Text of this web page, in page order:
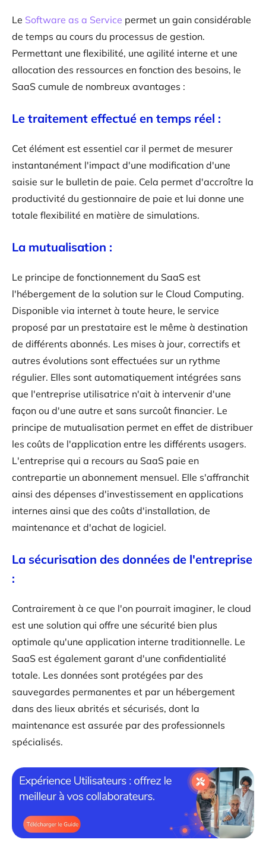
Le Software as a Service permet un gain considérable
de temps au cours du processus de gestion.
Permettant une flexibilité, une agilité interne et une
allocation des ressources en fonction des besoins, le
SaaS cumule de nombreux avantages :
Le traitement effectué en temps réel :
Cet élément est essentiel car il permet de mesurer
instantanément l'impact d'une modification d'une
saisie sur le bulletin de paie. Cela permet d'accroître la
productivité du gestionnaire de paie et lui donne une
totale flexibilité en matière de simulations.
La mutualisation :
Le principe de fonctionnement du SaaS est
l'hébergement de la solution sur le Cloud Computing.
Disponible via internet à toute heure, le service
proposé par un prestataire est le même à destination
de différents abonnés. Les mises à jour, correctifs et
autres évolutions sont effectuées sur un rythme
régulier. Elles sont automatiquement intégrées sans
que l'entreprise utilisatrice n'ait à intervenir d'une
façon ou d'une autre et sans surcoût financier. Le
principe de mutualisation permet en effet de distribuer
les coûts de l'application entre les différents usagers.
L'entreprise qui a recours au SaaS paie en
contrepartie un abonnement mensuel. Elle s'affranchit
ainsi des dépenses d'investissement en applications
internes ainsi que des coûts d'installation, de
maintenance et d'achat de logiciel.
La sécurisation des données de l'entreprise
:
Contrairement à ce que l'on pourrait imaginer, le cloud
est une solution qui offre une sécurité bien plus
optimale qu'une application interne traditionnelle. Le
SaaS est également garant d'une confidentialité
totale. Les données sont protégées par des
sauvegardes permanentes et par un hébergement
dans des lieux abrités et sécurisés, dont la
maintenance est assurée par des professionnels
spécialisés.